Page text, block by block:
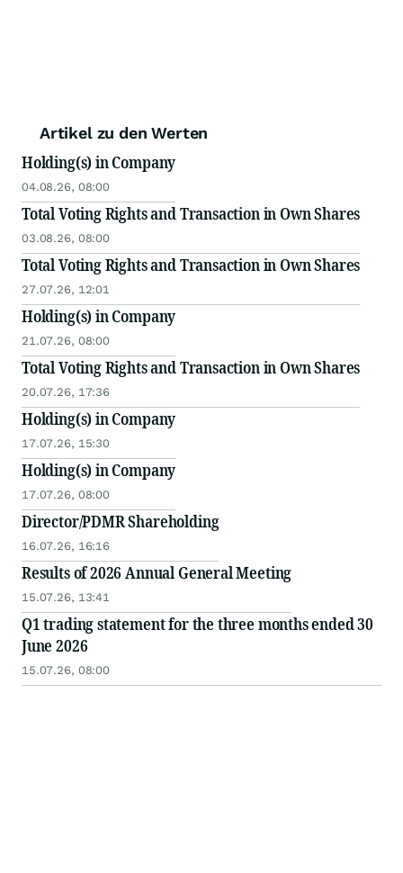
Artikel zu den Werten
Holding(s) in Company
04.08.26, 08:00
Total Voting Rights and Transaction in Own Shares
03.08.26, 08:00
Total Voting Rights and Transaction in Own Shares
27.07.26, 12:01
Holding(s) in Company
21.07.26, 08:00
Total Voting Rights and Transaction in Own Shares
20.07.26, 17:36
Holding(s) in Company
17.07.26, 15:30
Holding(s) in Company
17.07.26, 08:00
Director/PDMR Shareholding
16.07.26, 16:16
Results of 2026 Annual General Meeting
15.07.26, 13:41
Q1 trading statement for the three months ended 30
June 2026
15.07.26, 08:00